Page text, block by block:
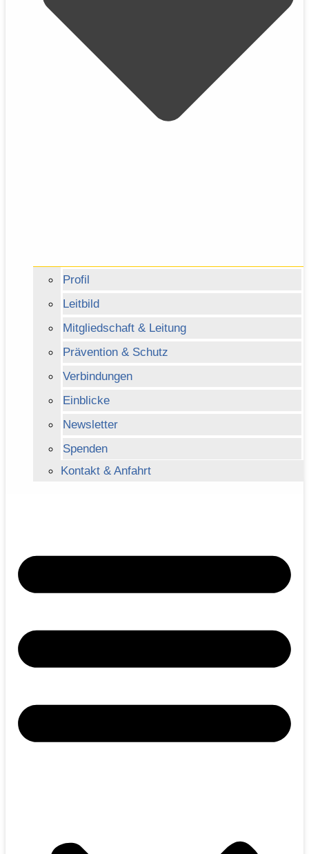
Profil
Leitbild
Mitgliedschaft & Leitung
Prävention & Schutz
Verbindungen
Einblicke
Newsletter
Spenden
Kontakt & Anfahrt